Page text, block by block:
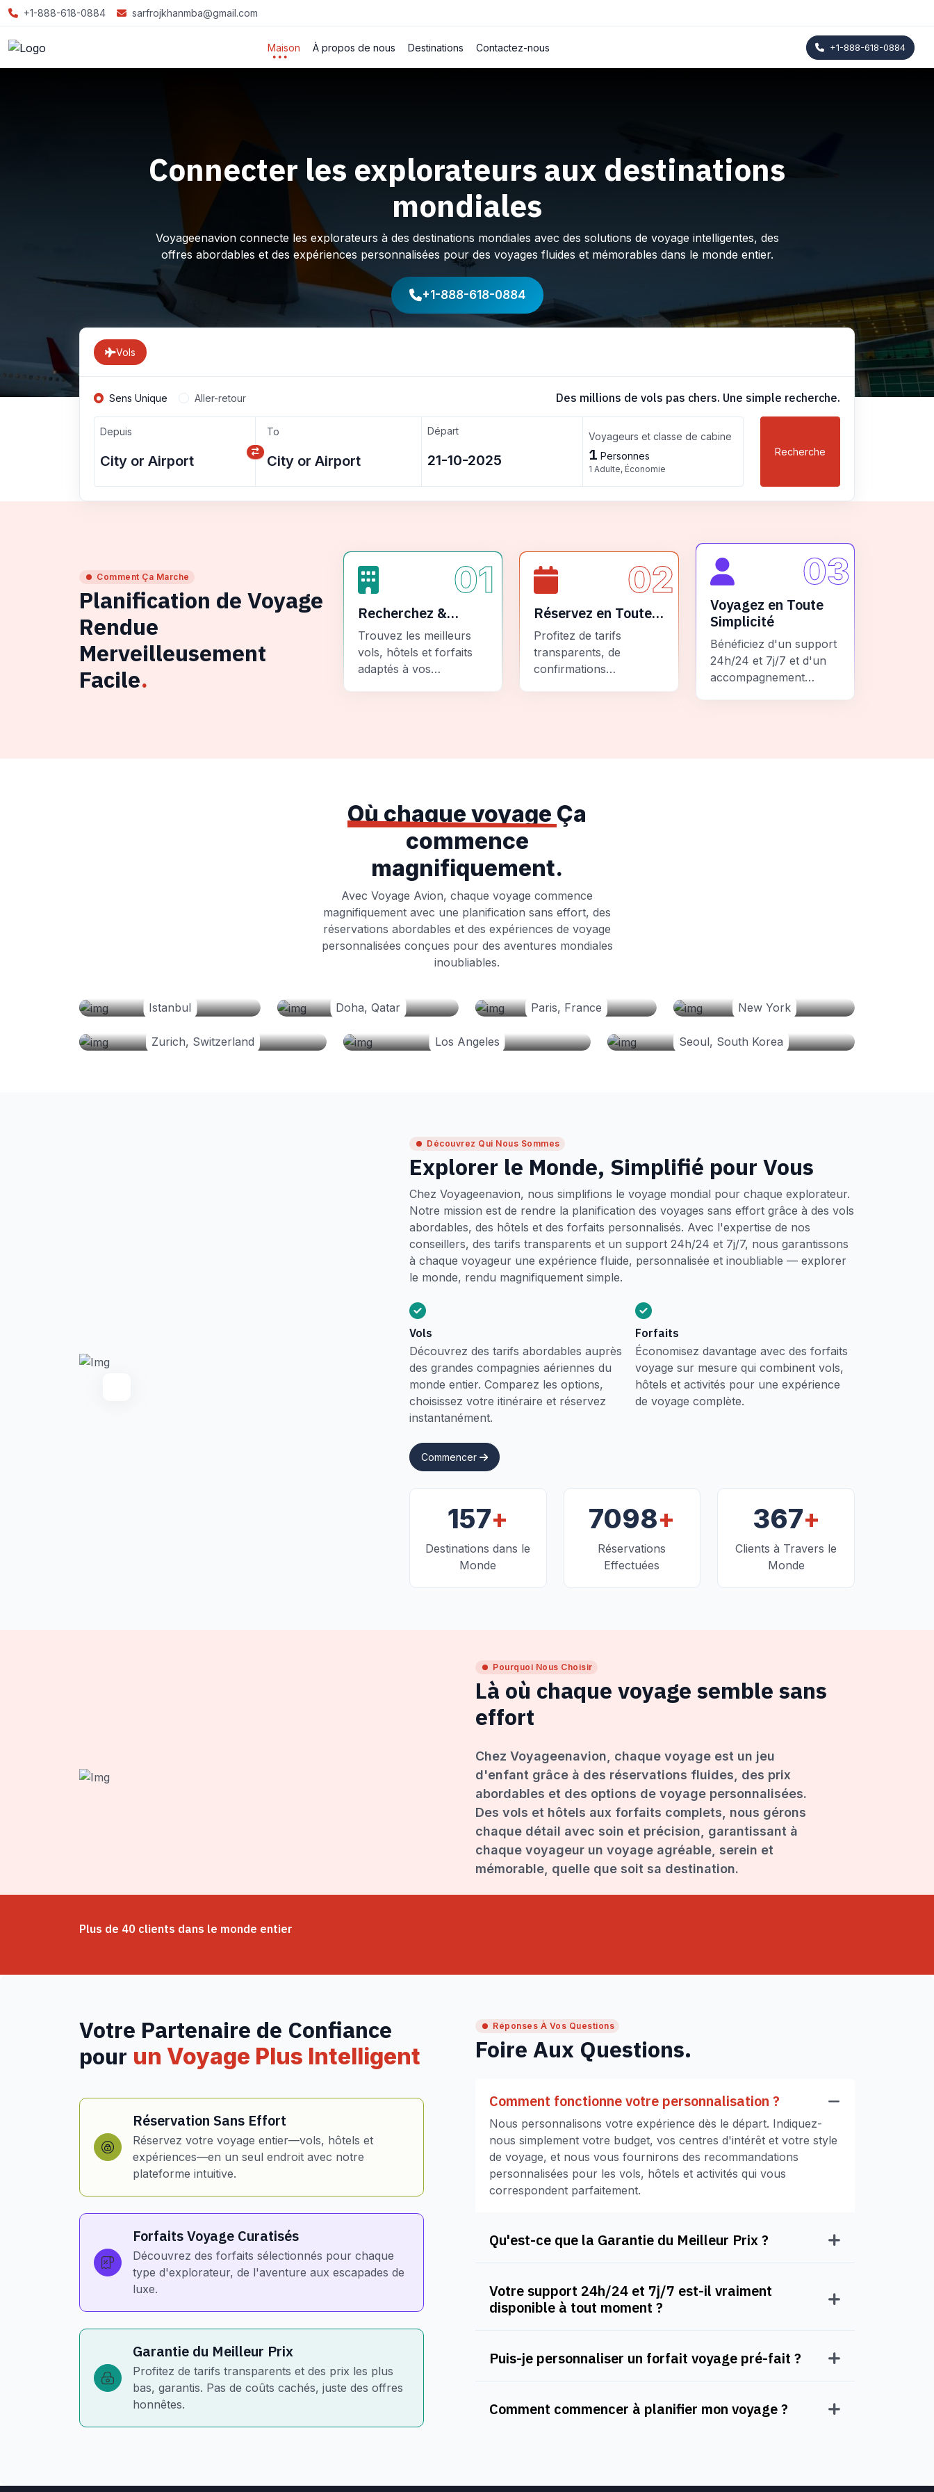
+1-888-618-0884 sarfrojkhanmba@gmail.com
Maison À propos de nous Destinations Contactez-nous +1-888-618-0884
Connecter les explorateurs aux destinations
mondiales
Voyageenavion connecte les explorateurs à des destinations mondiales avec des solutions de voyage intelligentes, des
offres abordables et des expériences personnalisées pour des voyages fluides et mémorables dans le monde entier.
+1-888-618-0884
Vols
Sens Unique Aller-retour Des millions de vols pas chers. Une simple recherche.
Depuis To Départ Voyageurs et classe de cabine
1 Personnes
1 Adulte, Économie
Recherche
Comment Ça Marche
Planification de Voyage
Rendue
Merveilleusement
Facile.
01
Recherchez &
Comparez
Trouvez les meilleurs
vols, hôtels et forfaits
adaptés à vos
02
Réservez en Toute
Sécurité
Profitez de tarifs
transparents, de
confirmations
03
Voyagez en Toute
Simplicité
Bénéficiez d'un support
24h/24 et 7j/7 et d'un
accompagnement
Où chaque voyage Ça
commence
magnifiquement.
Avec Voyage Avion, chaque voyage commence
magnifiquement avec une planification sans effort, des
réservations abordables et des expériences de voyage
personnalisées conçues pour des aventures mondiales
inoubliables.
Istanbul Doha, Qatar Paris, France New York
Zurich, Switzerland Los Angeles Seoul, South Korea
Découvrez Qui Nous Sommes
Explorer le Monde, Simplifié pour Vous
Chez Voyageenavion, nous simplifions le voyage mondial pour chaque explorateur.
Notre mission est de rendre la planification des voyages sans effort grâce à des vols
abordables, des hôtels et des forfaits personnalisés. Avec l'expertise de nos
conseillers, des tarifs transparents et un support 24h/24 et 7j/7, nous garantissons
à chaque voyageur une expérience fluide, personnalisée et inoubliable — explorer
le monde, rendu magnifiquement simple.
Vols
Découvrez des tarifs abordables auprès
des grandes compagnies aériennes du
monde entier. Comparez les options,
choisissez votre itinéraire et réservez
instantanément.
Forfaits
Économisez davantage avec des forfaits
voyage sur mesure qui combinent vols,
hôtels et activités pour une expérience
de voyage complète.
Commencer
157+
Destinations dans le
Monde
7098+
Réservations
Effectuées
367+
Clients à Travers le
Monde
Pourquoi Nous Choisir
Là où chaque voyage semble sans
effort
Chez Voyageenavion, chaque voyage est un jeu
d'enfant grâce à des réservations fluides, des prix
abordables et des options de voyage personnalisées.
Des vols et hôtels aux forfaits complets, nous gérons
chaque détail avec soin et précision, garantissant à
chaque voyageur un voyage agréable, serein et
mémorable, quelle que soit sa destination.
Plus de 40 clients dans le monde entier
Votre Partenaire de Confiance
pour un Voyage Plus Intelligent
Réservation Sans Effort
Réservez votre voyage entier—vols, hôtels et
expériences—en un seul endroit avec notre
plateforme intuitive.
Forfaits Voyage Curatisés
Découvrez des forfaits sélectionnés pour chaque
type d'explorateur, de l'aventure aux escapades de
luxe.
Garantie du Meilleur Prix
Profitez de tarifs transparents et des prix les plus
bas, garantis. Pas de coûts cachés, juste des offres
honnêtes.
Réponses À Vos Questions
Foire Aux Questions.
Comment fonctionne votre personnalisation ?
Nous personnalisons votre expérience dès le départ. Indiquez-
nous simplement votre budget, vos centres d'intérêt et votre style
de voyage, et nous vous fournirons des recommandations
personnalisées pour les vols, hôtels et activités qui vous
correspondent parfaitement.
Qu'est-ce que la Garantie du Meilleur Prix ?
Votre support 24h/24 et 7j/7 est-il vraiment
disponible à tout moment ?
Puis-je personnaliser un forfait voyage pré-fait ?
Comment commencer à planifier mon voyage ?